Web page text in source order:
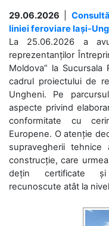
29.06.2026
liniei feroviare Iași-
La 25.06.2026 a
reprezentanților
Moldova” la Sucursala
cadrul proiectului de
Ungheni. Pe
aspecte privind
conformitate cu
Europene. O atenție
supravegherii
construcție, care
dețin certificate și
recunoscute atât la